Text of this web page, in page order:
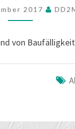
DB0ABZ
2017
von